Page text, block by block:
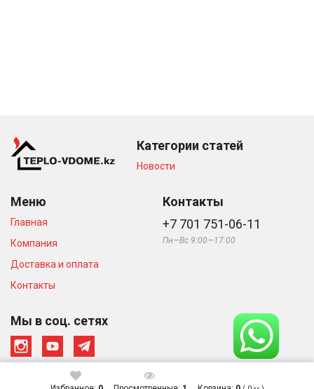
Категории статей
Новости
Меню
Главная
Компания
Доставка и оплата
Контакты
Контакты
+7 701 751-06-11
Пн—Вс 9:00—17:00
Мы в соц. сетях